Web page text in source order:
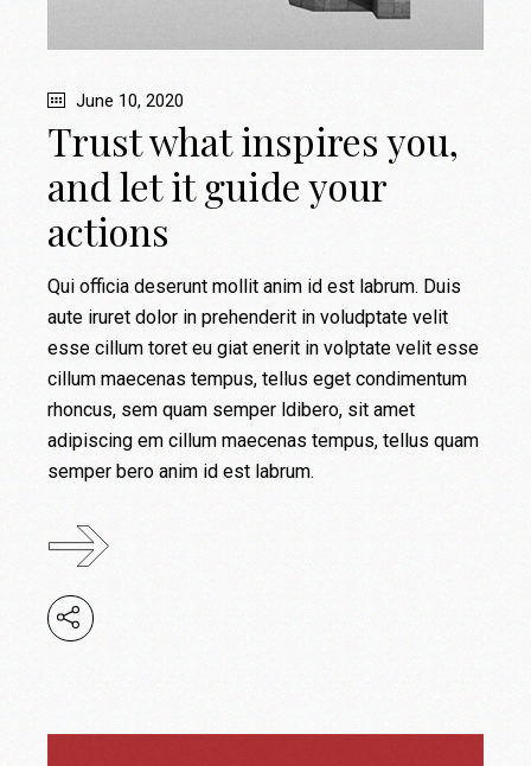
June 10, 2020
Trust what inspires you,
and let it guide your
actions
Qui officia deserunt mollit anim id est labrum. Duis
aute iruret dolor in prehenderit in voludptate velit
esse cillum toret eu giat enerit in volptate velit esse
cillum maecenas tempus, tellus eget condimentum
rhoncus, sem quam semper ldibero, sit amet
adipiscing em cillum maecenas tempus, tellus quam
semper bero anim id est labrum.